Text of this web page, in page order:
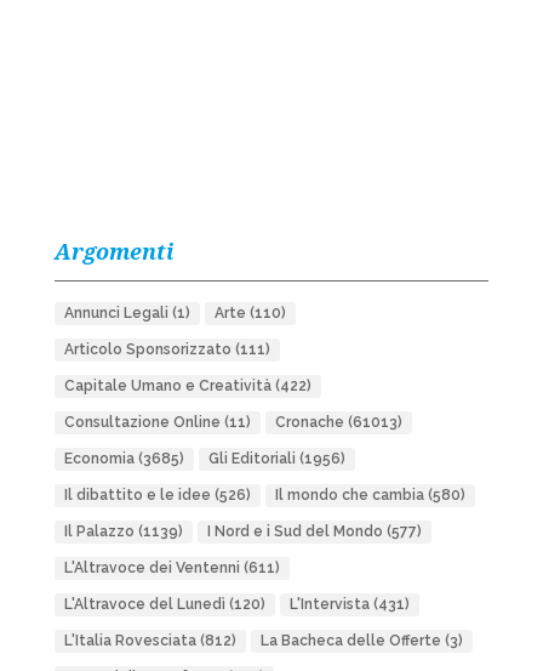
Argomenti
Annunci Legali (1) Arte (110)
Articolo Sponsorizzato (111)
Capitale Umano e Creatività(422)
Consultazione Online (11) Cronache (61013)
Economia(3685) Gli Editoriali (1956)
Il dibattito e le idee (526) Il mondo che cambia(580)
Il Palazzo (1139) I Nord e i Sud del Mondo (577)
L'Altravoce dei Ventenni (611)
L'Altravoce del Lunedì (120) L'Intervista(431)
L'Italia Rovesciata(812) La Bacheca delle Offerte (3)